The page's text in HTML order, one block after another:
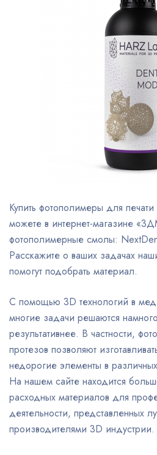
Купить фотополимеры для
можете в интернет-магазине
фотополимерные смолы:
Расскажите о ваших задачах
помогут подобрать материал.
С помощью 3D технологий в
многие задачи решаются
результативнее. В частности,
протезов позволяют
недорогие элементы в
На нашем сайте находится
расходных материалов для
деятельности, представленных
производителями 3D индустрии.